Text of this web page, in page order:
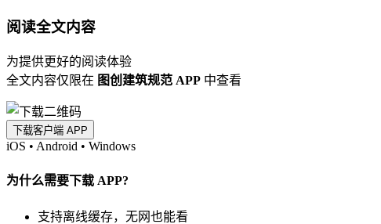
阅读全文内容
为提供更好的阅读体验
全文内容仅限在 图创建筑规范 APP 中查看
下载客户端 APP
iOS • Android • Windows
为什么需要下载 APP?
支持离线缓存，无网也能看